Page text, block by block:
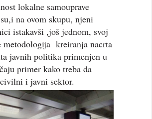
lokalne samouprave
na ovom skupu, njeni
istakavši ,još jednom, svoj
metodologija kreiranja nacrta
javnih politika primenjen u
primer kako treba da
i javni sektor.